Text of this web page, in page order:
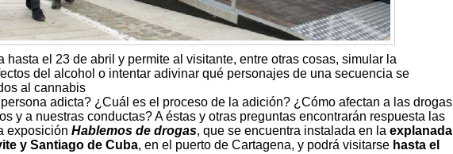
hasta el 23 de abril y permite al visitante, entre otras cosas, simular la
del alcohol o intentar adivinar qué personajes de una secuencia se
al cannabis
adicta? ¿Cuál es el proceso de la adición? ¿Cómo afectan a las drogas
y a nuestras conductas? A éstas y otras preguntas encontrarán respuesta las
exposición Hablemos de drogas, que se encuentra instalada en la explanada
y Santiago de Cuba, en el puerto de Cartagena, y podrá visitarse hasta el